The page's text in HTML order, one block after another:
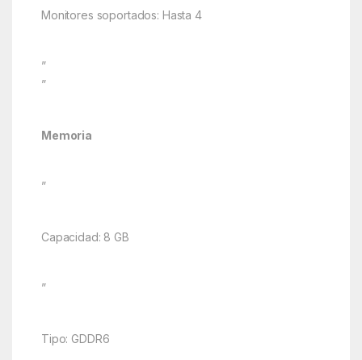
Monitores soportados: Hasta 4
”
”
Memoria
”
Capacidad: 8 GB
”
Tipo: GDDR6